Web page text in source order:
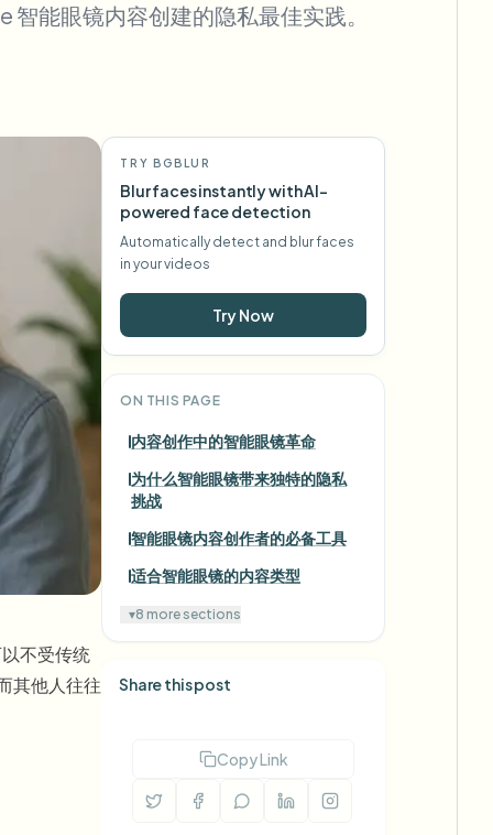
能眼镜内容创建的隐私最佳实践。
不受传统
其他人往往
TRY BGBLUR
Blur faces instantly with AI-
powered face detection
Automatically detect and blur faces
in your videos
Try Now
ON THIS PAGE
内容创作中的智能眼镜革命
为什么智能眼镜带来独特的隐私
挑战
智能眼镜内容创作者的必备工具
适合智能眼镜的内容类型
▾8 more sections
Share this post
Copy Link